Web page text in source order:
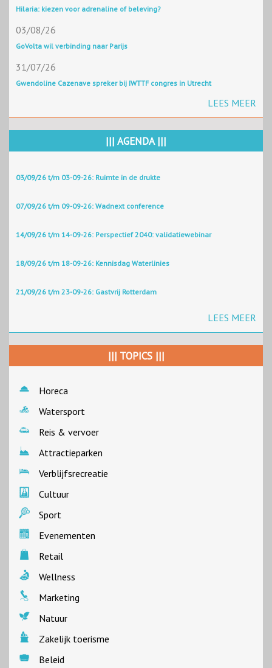
Hilaria: kiezen voor adrenaline of beleving?
03/08/26
GoVolta wil verbinding naar Parijs
31/07/26
Gwendoline Cazenave spreker bij IWTTF congres in Utrecht
LEES MEER
||| AGENDA |||
03/09/26 t/m 03-09-26: Ruimte in de drukte
07/09/26 t/m 09-09-26: Wadnext conference
14/09/26 t/m 14-09-26: Perspectief 2040: validatiewebinar
18/09/26 t/m 18-09-26: Kennisdag Waterlinies
21/09/26 t/m 23-09-26: Gastvrij Rotterdam
LEES MEER
||| TOPICS |||
Horeca
Watersport
Reis & vervoer
Attractieparken
Verblijfsrecreatie
Cultuur
Sport
Evenementen
Retail
Wellness
Marketing
Natuur
Zakelijk toerisme
Beleid